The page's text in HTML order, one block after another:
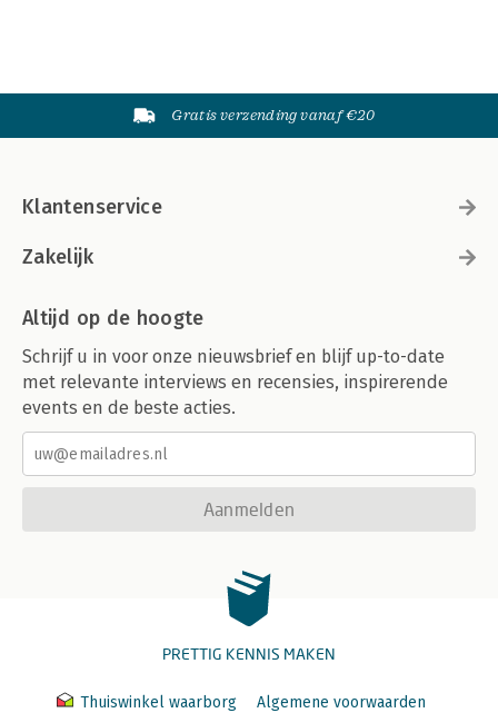
Gratis verzending vanaf €20
Klantenservice
Zakelijk
Altijd op de hoogte
Schrijf u in voor onze nieuwsbrief en blijf up-to-date
met relevante interviews en recensies, inspirerende
events en de beste acties.
Aanmelden
PRETTIG KENNIS MAKEN
Thuiswinkel waarborg Algemene voorwaarden